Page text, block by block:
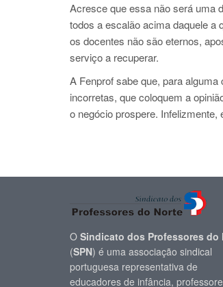
Acresce que essa não será uma
todos a escalão acima daquele a
os docentes não são eternos,
serviço a recuperar.
A Fenprof sabe que, para
incorretas, que coloquem a
o negócio prospere.
O Sindicato dos Professores do
(SPN) é uma associação sindical
portuguesa representativa de
educadores de infância,